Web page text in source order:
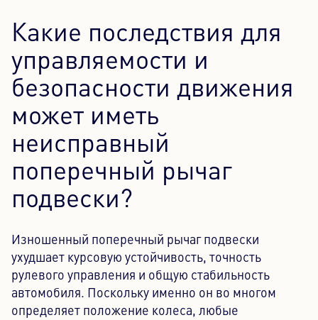
Какие последствия для
управляемости и
безопасности движения
может иметь
неисправный
поперечный рычаг
подвески?
Изношенный поперечный рычаг подвески
ухудшает курсовую устойчивость, точность
рулевого управления и общую стабильность
автомобиля. Поскольку именно он во многом
определяет положение колеса, любые